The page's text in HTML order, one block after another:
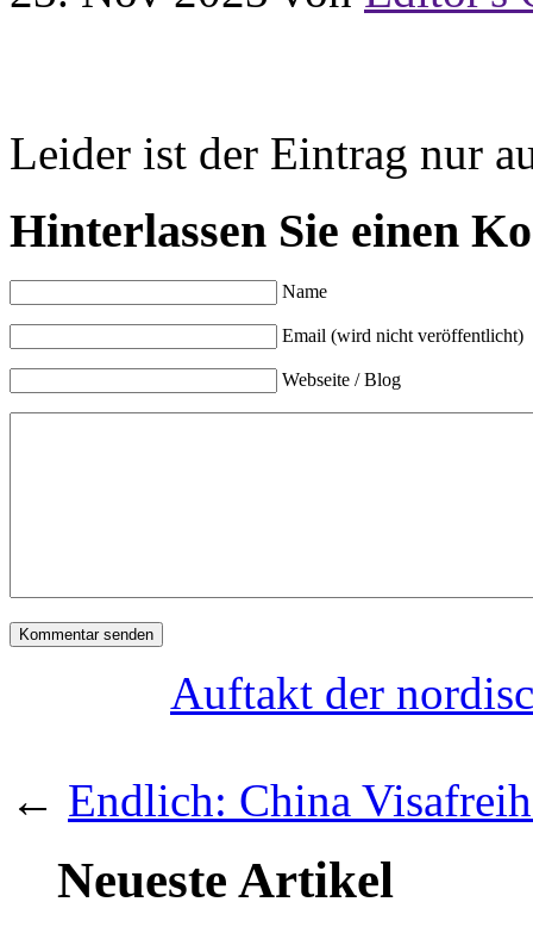
Leider ist der Eintrag nur
Hinterlassen Sie einen
Name
Email (wird nicht veröffentlicht)
Webseite / Blog
Auftakt der
← Endlich: China
Neueste Artikel